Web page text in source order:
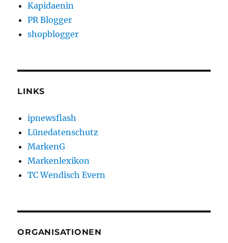
Kapidaenin
PR Blogger
shopblogger
LINKS
ipnewsflash
Lünedatenschutz
MarkenG
Markenlexikon
TC Wendisch Evern
ORGANISATIONEN